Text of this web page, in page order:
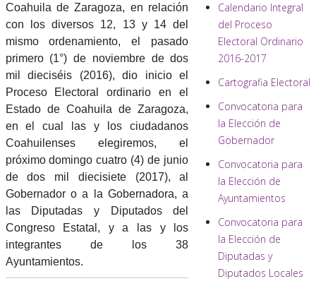
Coahuila de Zaragoza, en relación
con los diversos 12, 13 y 14 del
mismo ordenamiento, el pasado
primero (1°) de noviembre de dos
mil dieciséis (2016), dio inicio el
Proceso Electoral ordinario en el
Estado de Coahuila de Zaragoza,
en el cual las y los ciudadanos
Coahuilenses elegiremos, el
próximo domingo cuatro (4) de junio
de dos mil diecisiete (2017), al
Gobernador o a la Gobernadora, a
las Diputadas y Diputados del
Congreso Estatal, y a las y los
integrantes de los 38
Ayuntamientos.
Calendario Integral
del Proceso
Electoral Ordinario
2016-2017
Cartografia Electoral
Convocatoria para
la Elección de
Gobernador
Convocatoria para
la Elección de
Ayuntamientos
Convocatoria para
la Elección de
Diputadas y
Diputados Locales